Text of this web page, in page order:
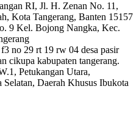
RI, Jl. H. Zenan No. 11,
Kota Tangerang, Banten 15157
9 Kel. Bojong Nangka, Kec.
no 29 rt 19 rw 04 desa pasir
cikupa kabupaten tangerang.
Petukangan Utara,
Selatan, Daerah Khusus Ibukota